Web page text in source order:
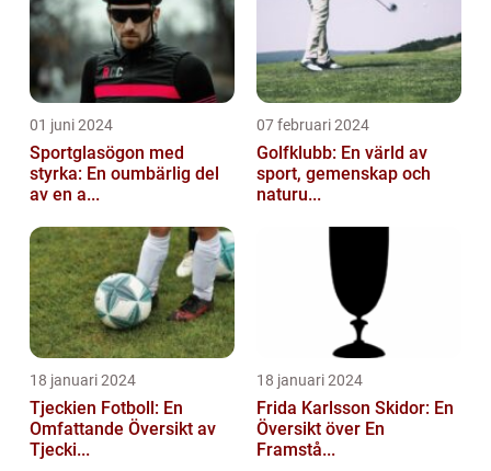
01 juni 2024
Sportglasögon med
styrka: En oumbärlig del
av en a...
07 februari 2024
Golfklubb: En värld av
sport, gemenskap och
naturu...
18 januari 2024
Tjeckien Fotboll: En
Omfattande Översikt av
Tjecki...
18 januari 2024
Frida Karlsson Skidor: En
Översikt över En
Framstå...